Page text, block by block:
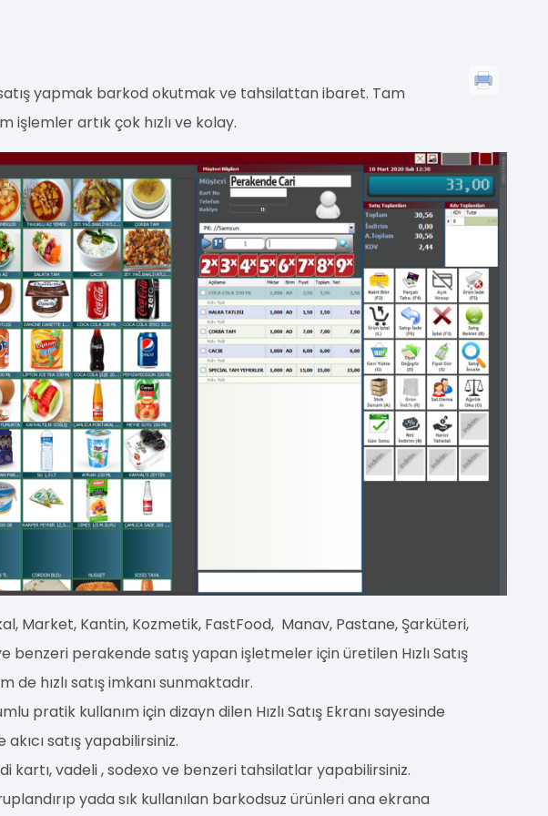
yapmak barkod okutmak ve tahsilattan ibaret. Tam
artık çok hızlı ve kolay.
Market, Kantin, Kozmetik, FastFood, Manav, Pastane, Şarküteri,
benzeri perakende satış yapan işletmeler için üretilen Hızlı Satış
de hızlı satış imkanı sunmaktadır.
pratik kullanım için dizayn dilen Hızlı Satış Ekranı sayesinde
satış yapabilirsiniz.
kartı, vadeli , sodexo ve benzeri tahsilatlar yapabilirsiniz.
yada sık kullanılan barkodsuz ürünleri ana ekrana